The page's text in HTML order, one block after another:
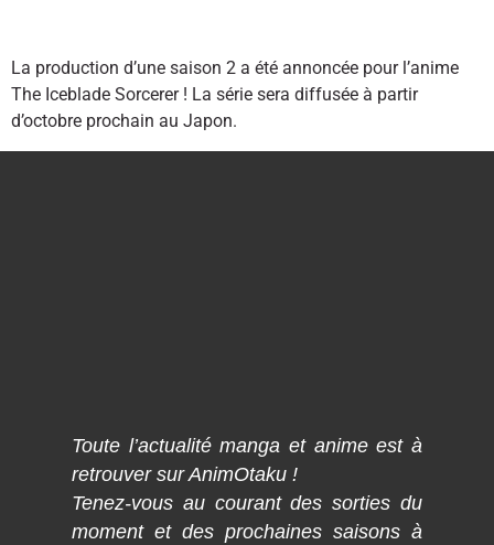
La production d’une saison 2 a été annoncée pour l’anime
The Iceblade Sorcerer ! La série sera diffusée à partir
d’octobre prochain au Japon.
Toute l’actualité manga et anime est à
retrouver sur AnimOtaku !
Tenez-vous au courant des sorties du
moment et des prochaines saisons à